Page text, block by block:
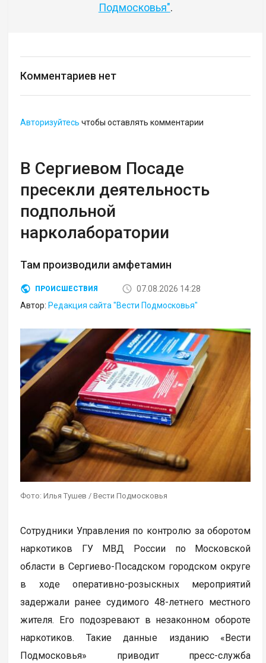
Подмосковья".
Комментариев нет
Авторизуйтесь чтобы оставлять комментарии
В Сергиевом Посаде
пресекли деятельность
подпольной
нарколаборатории
Там производили амфетамин
ПРОИСШЕСТВИЯ
07.08.2026 14:28
Автор: Редакция сайта "Вести Подмосковья"
Фото: Илья Тушев / Вести Подмосковья
Сотрудники Управления по контролю за оборотом
наркотиков ГУ МВД России по Московской
области в Сергиево-Посадском городском округе
в ходе оперативно-розыскных мероприятий
задержали ранее судимого 48-летнего местного
жителя. Его подозревают в незаконном обороте
наркотиков. Такие данные изданию «Вести
Подмосковья» приводит пресс-служба